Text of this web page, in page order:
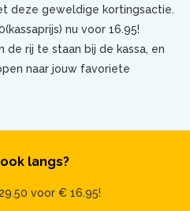
deze geweldige kortingsactie.
nu voor 16.95!
de rij te staan bij de kassa, en
naar jouw favoriete
langs?
voor € 16.95!